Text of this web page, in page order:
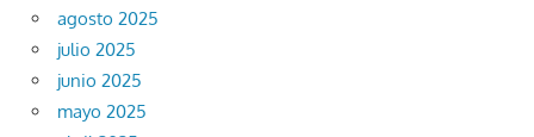
agosto 2025
julio 2025
junio 2025
mayo 2025